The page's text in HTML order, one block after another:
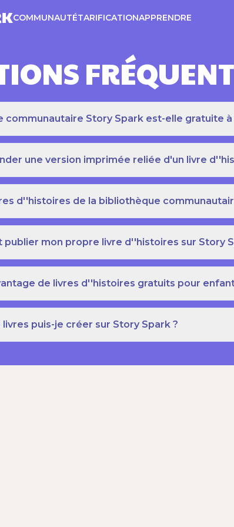
COMMUNAUTÉTARIFICATIONAPPRENDRE
communautaire Story Spark est-elle gratuite à
une version imprimée reliée d'un livre
d''histoires de la bibliothèque
publier mon propre livre d''histoires sur Story
de livres d''histoires gratuits pour
puis-je créer sur Story Spark ?